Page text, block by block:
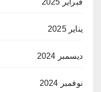
فبراير 2025
يناير 2025
ديسمبر 2024
نوفمبر 2024